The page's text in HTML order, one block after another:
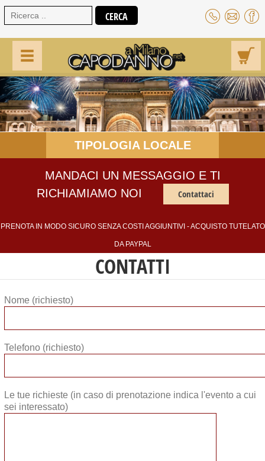
TIPOLOGIA LOCALE
MANDACI UN MESSAGGIO E TI
RICHIAMIAMO NOI
Contattaci
PRENOTA IN MODO SICURO SENZA COSTI AGGIUNTIVI - ACQUISTO TUTELATO
DA PAYPAL
CONTATTI
Nome (richiesto)
Telefono (richiesto)
Le tue richieste (in caso di prenotazione indica l'evento a cui
sei interessato)